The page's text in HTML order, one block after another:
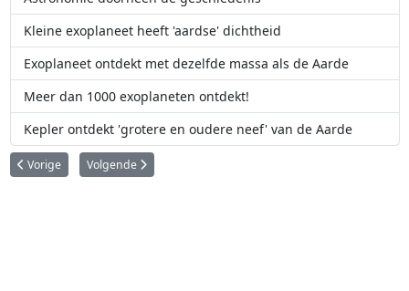
Kleine exoplaneet heeft 'aardse' dichtheid
Exoplaneet ontdekt met dezelfde massa als de Aarde
Meer dan 1000 exoplaneten ontdekt!
Kepler ontdekt 'grotere en oudere neef' van de Aarde
Vorig artikel: Nabije superaarde behoort tot de meest aarde-achtige
Vorige Volgende artikel: Exoplaneet bevindt zich op extreem verre
Volgende